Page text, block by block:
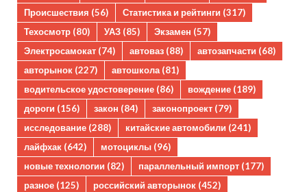
Происшествия (56) Статистика и рейтинги (317)
Техосмотр (80) УАЗ (85) Экзамен (57)
Электросамокат (74) автоваз (88) автозапчасти (68)
авторынок (227) автошкола(81)
водительское удостоверение (86) вождение (189)
дороги (156) закон (84) законопроект (79)
исследование (288) китайские автомобили (241)
лайфхак (642) мотоциклы (96)
новые технологии (82) параллельный импорт (177)
разное (125) российский авторынок (452)